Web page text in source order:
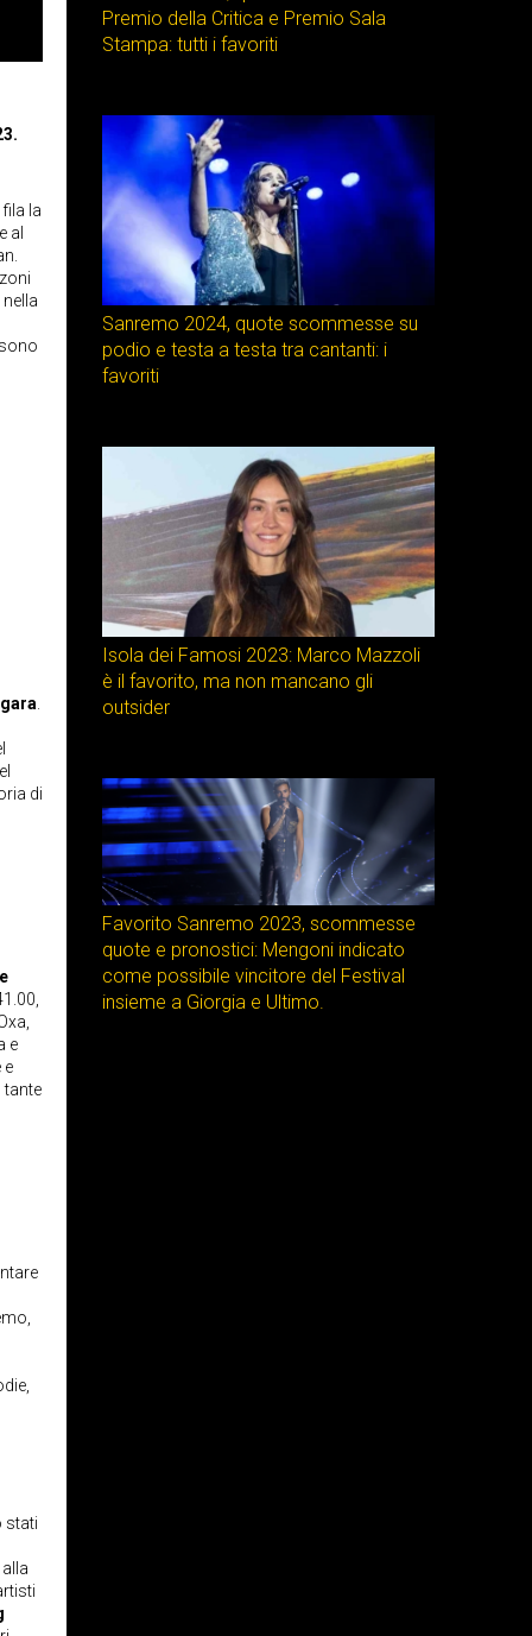
la
al
di
e
e
stati
Premio della Critica e Premio Sala
Stampa: tutti i favoriti
Sanremo 2024, quote scommesse su
podio e testa a testa tra cantanti: i
favoriti
Isola dei Famosi 2023: Marco Mazzoli
è il favorito, ma non mancano gli
outsider
Favorito Sanremo 2023, scommesse
quote e pronostici: Mengoni indicato
come possibile vincitore del Festival
insieme a Giorgia e Ultimo.